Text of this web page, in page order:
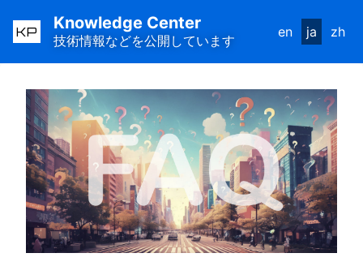
KP Knowledge Center
技術情報などを公開しています
en ja zh